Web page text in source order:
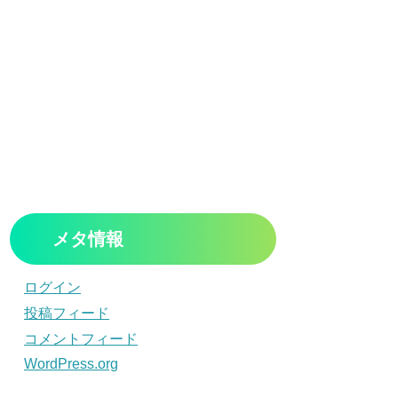
メタ情報
ログイン
投稿フィード
コメントフィード
WordPress.org